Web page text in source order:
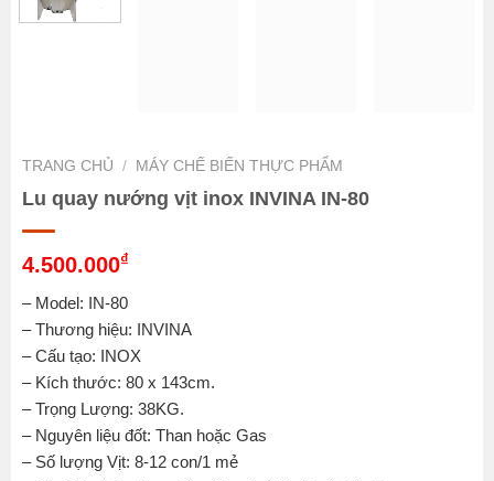
TRANG CHỦ / MÁY CHẾ BIẾN THỰC PHẨM
Lu quay nướng vịt inox INVINA IN-80
4.500.000₫
– Model: IN-80
– Thương hiệu: INVINA
– Cấu tạo: INOX
– Kích thước: 80 x 143cm.
– Trọng Lượng: 38KG.
– Nguyên liệu đốt: Than hoặc Gas
– Số lượng Vịt: 8-12 con/1 mẻ